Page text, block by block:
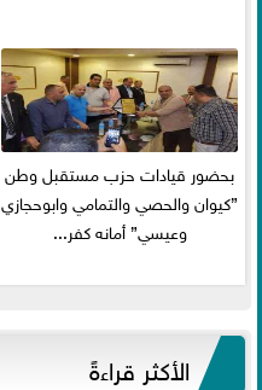
بحضور قيادات حزب مستقبل وطن
”كيوان والحصي والتمامي وابوحجازي
وعيسي” أمانه كفر...
الأكثر قراءةً